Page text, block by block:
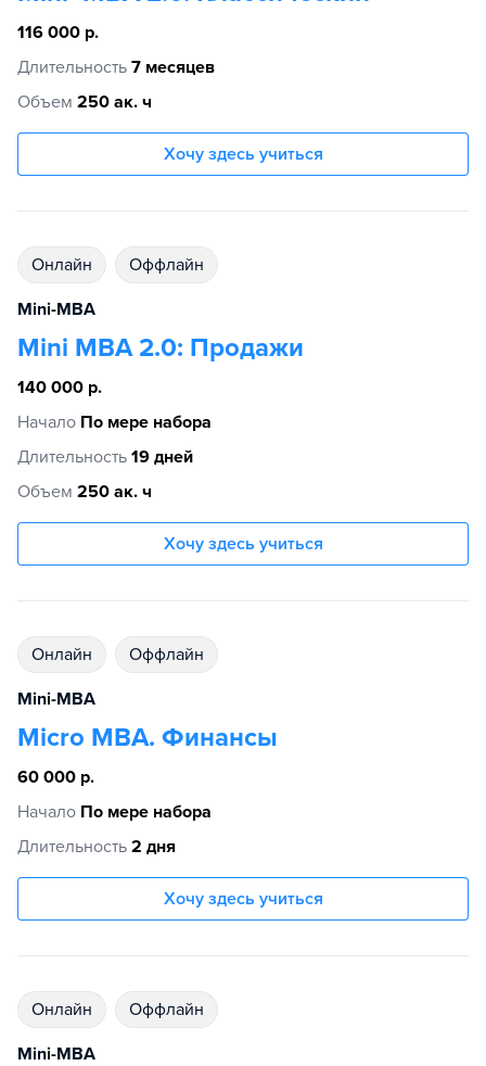
116 000 р.
Длительность 7 месяцев
Объем 250 ак. ч
Хочу здесь учиться
Онлайн Оффлайн
Mini-MBA
Mini MBA 2.0: Продажи
140 000 р.
Начало По мере набора
Длительность 19 дней
Объем 250 ак. ч
Хочу здесь учиться
Онлайн Оффлайн
Mini-MBA
Micro MBA. Финансы
60 000 р.
Начало По мере набора
Длительность 2 дня
Хочу здесь учиться
Онлайн Оффлайн
Mini-MBA